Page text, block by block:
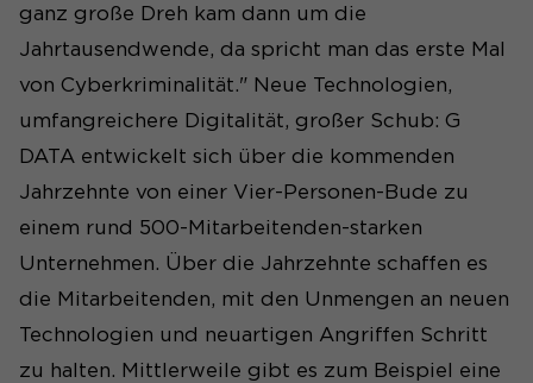
ganz große Dreh kam dann um die
Jahrtausendwende, da spricht man das erste Mal
von Cyberkriminalität." Neue Technologien,
umfangreichere Digitalität, großer Schub: G
DATA entwickelt sich über die kommenden
Jahrzehnte von einer Vier-Personen-Bude zu
einem rund 500-Mitarbeitenden-starken
Unternehmen. Über die Jahrzehnte schaffen es
die Mitarbeitenden, mit den Unmengen an neuen
Technologien und neuartigen Angriffen Schritt
zu halten. Mittlerweile gibt es zum Beispiel eine